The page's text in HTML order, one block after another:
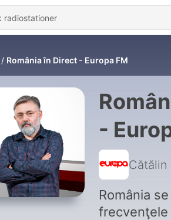
România în Direct - Europa FM
-
Cătălin
România
frecvenţele